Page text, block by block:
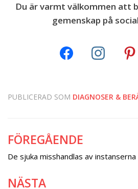
Du är varmt välkommen att
gemenskap på
PUBLICERAD SOM DIAGNOSER &
Inläggsnavigering
FÖREGÅENDE
De sjuka misshandlas av instanserna
NÄSTA